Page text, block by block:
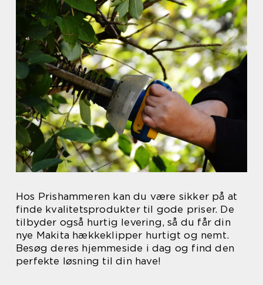
Hos Prishammeren kan du være sikker på at
finde kvalitetsprodukter til gode priser. De
tilbyder også hurtig levering, så du får din
nye Makita hækkeklipper hurtigt og nemt.
Besøg deres hjemmeside i dag og find den
perfekte løsning til din have!